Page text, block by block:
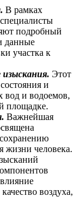
В рамках
подробный
данные
участка к
Этот
и
вод и водоемов,
площадке.
Важнейшая
жизни человека.
воздуха,